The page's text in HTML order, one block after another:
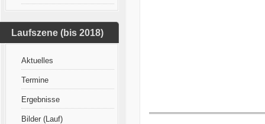
Laufszene (bis 2018)
Aktuelles
Termine
Ergebnisse
Bilder (Lauf)